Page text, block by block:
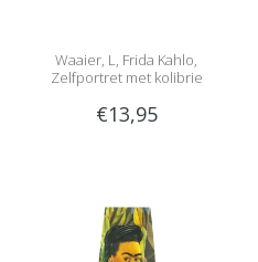
Waaier, L, Frida Kahlo,
Zelfportret met kolibrie
€13,95